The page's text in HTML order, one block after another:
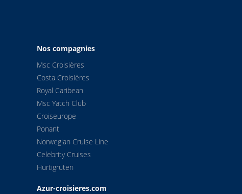
Nos compagnies
Msc Croisières
Costa Croisières
Royal Caribean
Msc Yatch Club
Croiseurope
Ponant
Norwegian Cruise Line
Celebrity Cruises
Hurtigruten
Azur-croisieres.com